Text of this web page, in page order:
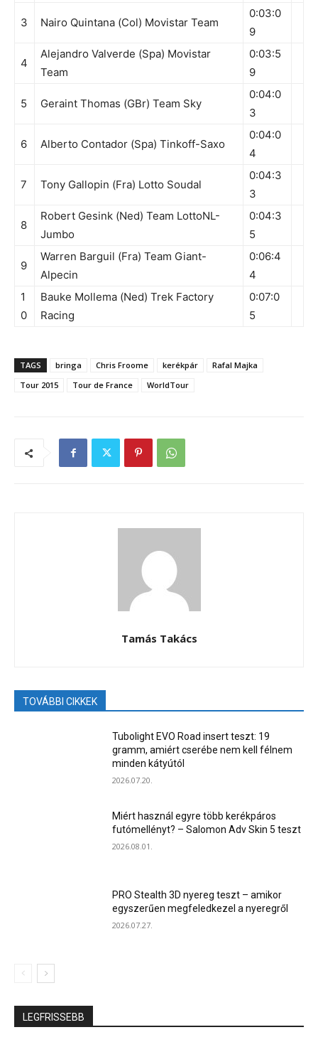
3 Nairo Quintana (Col) Movistar Team
0:03:0
9
4
Alejandro Valverde (Spa) Movistar
Team
0:03:5
9
5 Geraint Thomas (GBr) Team Sky
0:04:0
3
6 Alberto Contador (Spa) Tinkoff-Saxo
0:04:0
4
7 Tony Gallopin (Fra) Lotto Soudal
0:04:3
3
8
Robert Gesink (Ned) Team LottoNL-
Jumbo
0:04:3
5
9
Warren Barguil (Fra) Team Giant-
Alpecin
0:06:4
4
1
0
Bauke Mollema (Ned) Trek Factory
Racing
0:07:0
5
TAGS bringa Chris Froome kerékpár
Rafal Majka
Tour 2015
Tour de France WorldTour
Tamás Takács
TOVÁBBI CIKKEK
Tubolight EVO Road insert teszt: 19
gramm, amiért cserébe nem kell félnem
minden kátyútól
2026.07.20.
Miért használ egyre több kerékpáros
futómellényt? – Salomon Adv Skin 5 teszt
2026.08.01.
PRO Stealth 3D nyereg teszt – amikor
egyszerűen megfeledkezel a nyeregről
2026.07.27.
LEGFRISSEBB